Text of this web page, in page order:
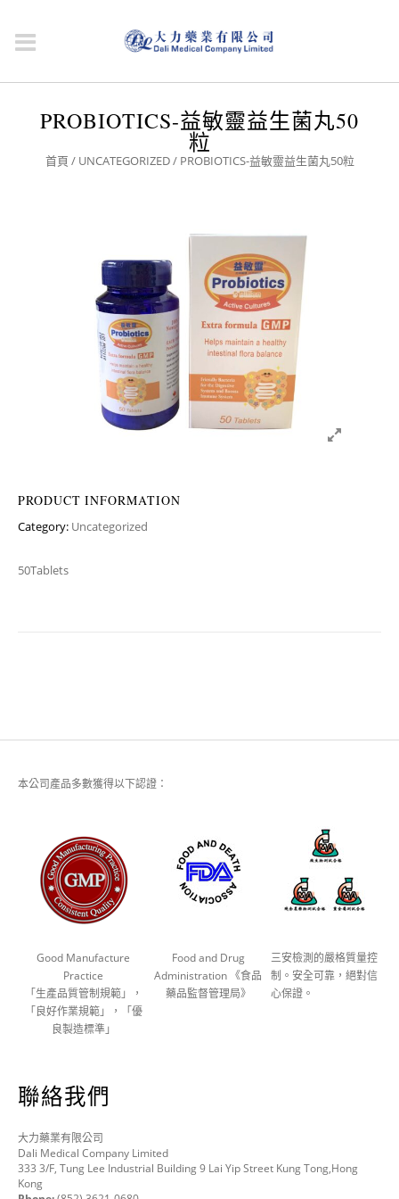
PROBIOTICS-益敏靈益生菌丸50
粒
首頁 / UNCATEGORIZED/ PROBIOTICS-益敏靈益生菌丸50粒
PRODUCT INFORMATION
Category: Uncategorized
50Tablets
本公司產品多數獲得以下認證：
Good Manufacture
Practice
「生產品質管制規範」，
「良好作業規範」，「優
良製造標準」
Food and Drug
Administration 《食品
藥品監督管理局》
三安檢測的嚴格質量控
制。安全可靠，絕對信
心保證。
聯絡我們
大力藥業有限公司
Dali Medical Company Limited
333 3/F, Tung Lee Industrial Building 9 Lai Yip Street Kung Tong,Hong
Kong